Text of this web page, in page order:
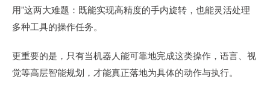
用”这两大难题：既能实现高精度的手内旋转，也能灵活处理
多种工具的操作任务。
更重要的是，只有当机器人能可靠地完成这类操作，语言、视
觉等高层智能规划，才能真正落地为具体的动作与执行。